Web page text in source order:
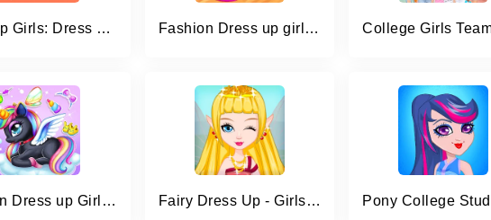
Makeup Girls: Dress up games Fashion Dress up girls games
Unicorn Dress up Girls Game Fairy Dress Up - Girls Games